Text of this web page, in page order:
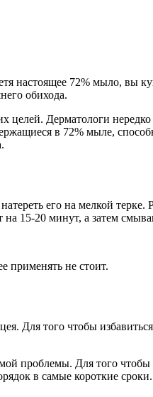
72% мыло, вы
обихода.
целей. Дерматологи
в 72% мыле,
его на мелкой
15-20 минут, а затем
применять не стоит.
Для того чтобы
проблемы. Для того
в самые короткие сроки.